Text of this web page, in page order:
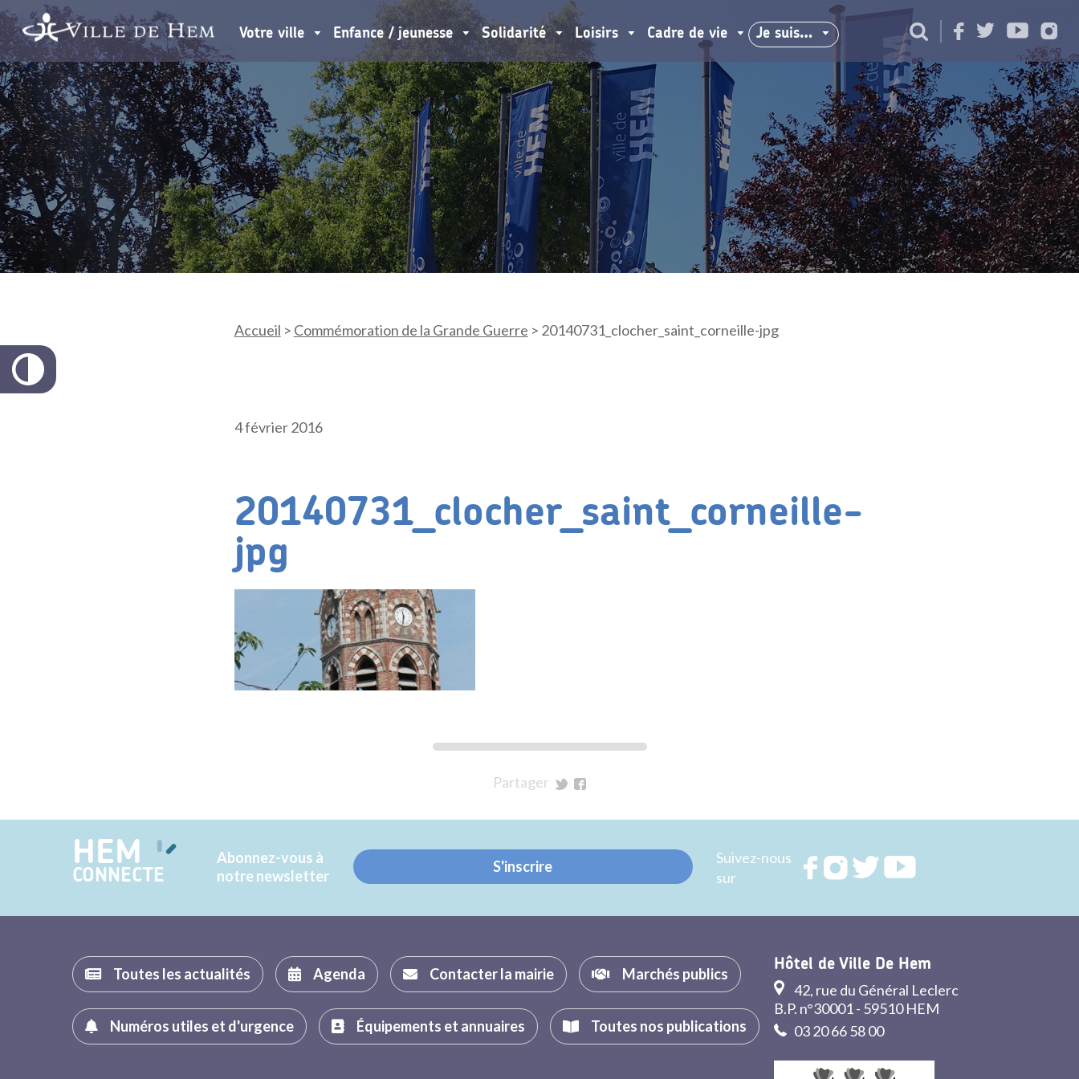
Votre ville Enfance / jeunesse Solidarité Loisirs Cadre de vie Je suis…
Accueil > Commémoration de la Grande Guerre > 20140731_clocher_saint_corneille-jpg
4 février 2016
20140731_clocher_saint_corneille-
jpg
Partager
Twitter
Facebook
HEM
CONNECTE
Abonnez-vous à
notre newsletter
S'inscrire
Suivez-nous
sur
RejoignezRejoignezRejoignez
Toutes les actualités Agenda Contacter la mairie Marchés publics
Numéros utiles et d'urgence Équipements et annuaires Toutes nos publications
Hôtel de Ville De Hem
42, rue du Général Leclerc
B.P. n°30001 - 59510 HEM
03 20 66 58 00